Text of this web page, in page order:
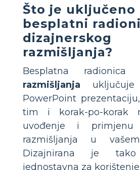
Što je uključeno
besplatni
dizajnerskog
razmišljanja?
Besplatna radionica
razmišljanja uključuje
PowerPoint
tim i korak-po-korak
uvođenje i primjenu
razmišljanja u
Dizajnirana je
jednostavna za